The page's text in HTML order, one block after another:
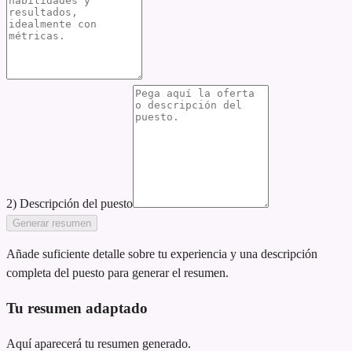
2) Descripción del puesto
Generar resumen
Añade suficiente detalle sobre tu experiencia y una descripción
completa del puesto para generar el resumen.
Tu resumen adaptado
Aquí aparecerá tu resumen generado.